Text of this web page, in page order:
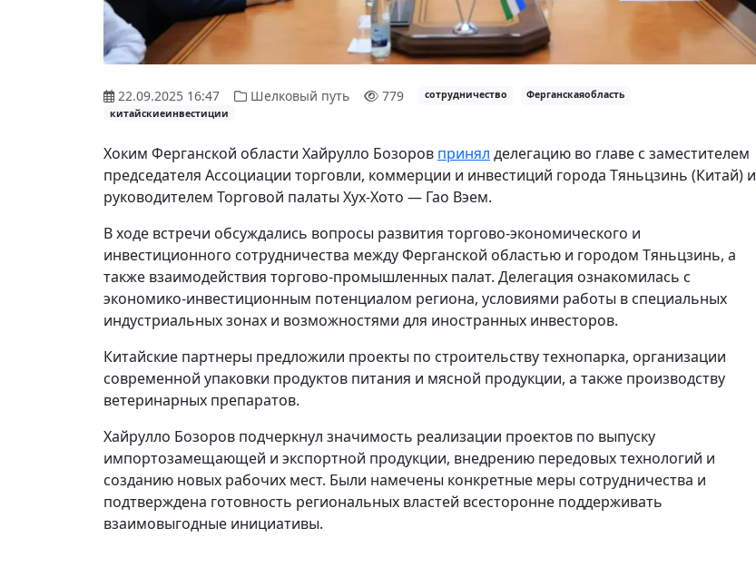
22.09.2025 16:47 Шелковый путь 779 сотрудничество
Ферганскаяобласть
китайскиеинвестиции
Хоким Ферганской области Хайрулло Бозоров принял делегацию во главе с заместителем
председателя Ассоциации торговли, коммерции и инвестиций города Тяньцзинь (Китай) и
руководителем Торговой палаты Хух-Хото — Гао Вэем.
В ходе встречи обсуждались вопросы развития торгово-экономического и
инвестиционного сотрудничества между Ферганской областью и городом Тяньцзинь, а
также взаимодействия торгово-промышленных палат. Делегация ознакомилась с
экономико-инвестиционным потенциалом региона, условиями работы в специальных
индустриальных зонах и возможностями для иностранных инвесторов.
Китайские партнеры предложили проекты по строительству технопарка, организации
современной упаковки продуктов питания и мясной продукции, а также производству
ветеринарных препаратов.
Хайрулло Бозоров подчеркнул значимость реализации проектов по выпуску
импортозамещающей и экспортной продукции, внедрению передовых технологий и
созданию новых рабочих мест. Были намечены конкретные меры сотрудничества и
подтверждена готовность региональных властей всесторонне поддерживать
взаимовыгодные инициативы.